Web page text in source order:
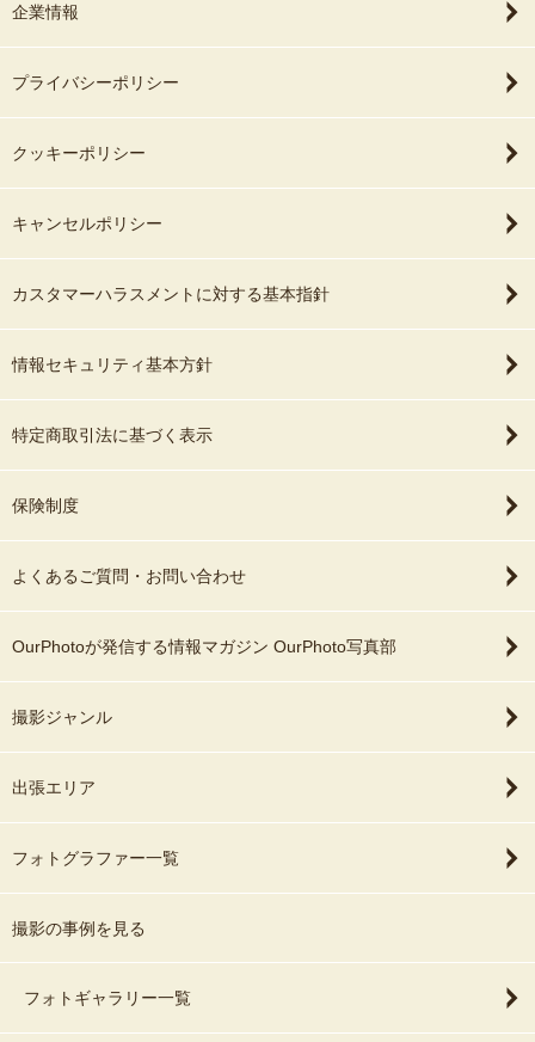
企業情報
プライバシーポリシー
クッキーポリシー
キャンセルポリシー
カスタマーハラスメントに対する基本指針
情報セキュリティ基本方針
特定商取引法に基づく表示
保険制度
よくあるご質問・お問い合わせ
OurPhotoが発信する情報マガジン OurPhoto写真部
撮影ジャンル
出張エリア
フォトグラファー一覧
撮影の事例を見る
フォトギャラリー一覧